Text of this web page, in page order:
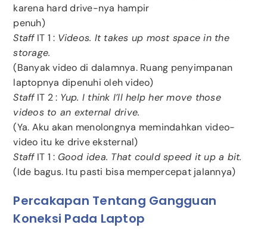
karena hard drive-nya hampir
penuh)
StaffIT 1 : Videos. It takes up most space in the
storage.
(Banyak video di dalamnya. Ruang penyimpanan
laptopnya dipenuhi oleh video)
StaffIT 2 : Yup. I think I’ll help her move those
videos to an external drive.
(Ya. Aku akan menolongnya memindahkan video-
video itu ke drive eksternal)
StaffIT 1 : Good idea. That could speed it up a bit.
(Ide bagus. Itu pasti bisa mempercepat jalannya)
Percakapan Tentang Gangguan
Koneksi Pada Laptop